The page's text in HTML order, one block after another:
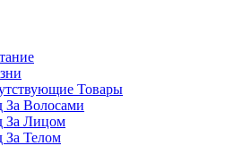
Товары
За Волосами
За Лицом
За Телом